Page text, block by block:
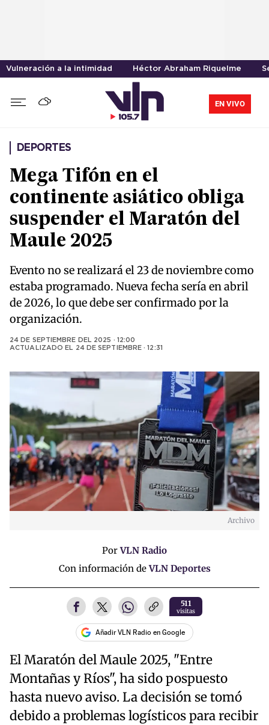
Vulneración a la intimidad Héctor Abraham Riquelme
EN VIVO
DEPORTES
Mega Tifón en el
continente asiático obliga
suspender el Maratón del
Maule 2025
Evento no se realizará el 23 de noviembre como
estaba programado. Nueva fecha sería en abril
de 2026, lo que debe ser confirmado por la
organización.
24 DE SEPTIEMBRE DEL 2025 · 12:00
ACTUALIZADO EL 24 DE SEPTIEMBRE · 12:31
Archivo
PorVLN Radio
Con información deVLN Deportes
511
visitas
Añadir VLN Radio en Google
El Maratón del Maule 2025, "Entre
Montañas y Ríos", ha sido pospuesto
hasta nuevo aviso. La decisión se tomó
debido a problemas logísticos para recibir